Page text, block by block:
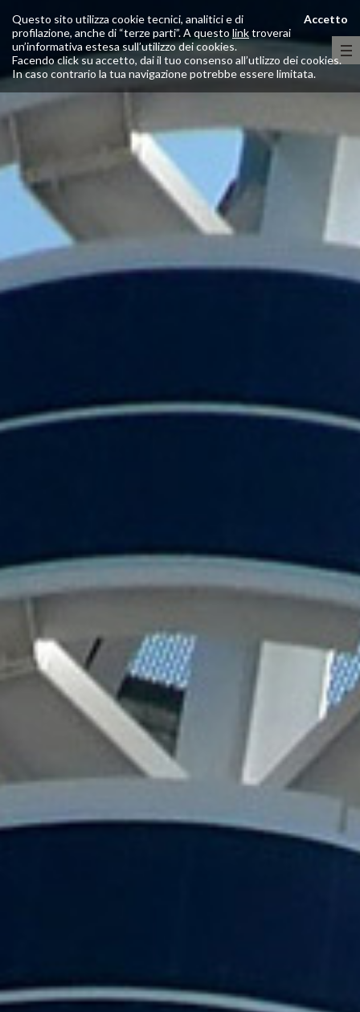
Accetto
Questo sito utilizza cookie tecnici, analitici e di
profilazione, anche di “terze parti”. A questo linktroverai
un’informativa estesa sull’utilizzo dei cookies.
Facendo click su accetto, dai il tuo consenso all’utlizzo dei cookies.
In caso contrario la tua navigazione potrebbe essere limitata.